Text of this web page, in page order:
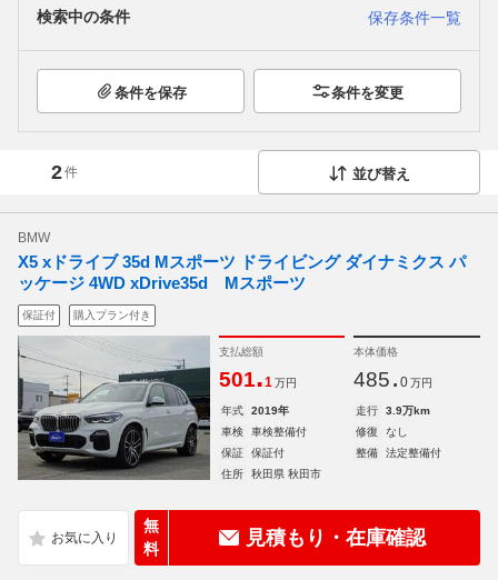
検索中の条件 保存条件一覧
条件を保存 条件を変更
2件 並び替え
BMW
X5 xドライブ 35d Mスポーツ ドライビング ダイナミクス パ
ッケージ 4WD xDrive35d Mスポーツ
保証付 購入プラン付き
支払総額
501.1 万円
本体価格
485. 0 万円
年式 2019年 走行
3.9万km
車検
車検整備付 修復
なし
保証
保証付 整備
法定整備付
住所
秋田県 秋田市
無
料
見積もり・在庫確認